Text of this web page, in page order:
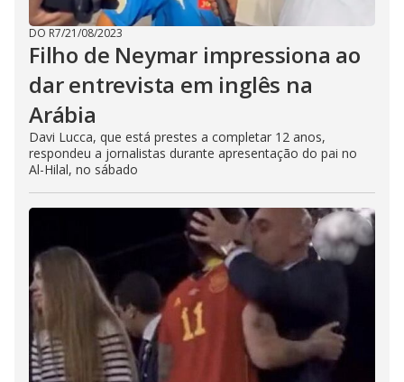
DO R7/21/08/2023
Filho de Neymar impressiona ao
dar entrevista em inglês na
Arábia
Davi Lucca, que está prestes a completar 12 anos,
respondeu a jornalistas durante apresentação do pai no
Al-Hilal, no sábado